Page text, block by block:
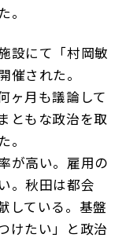
。
設にて「村岡敏
催された。
ヶ月も議論して
ともな政治を取
。
が高い。雇用の
。秋田は都会
している。基盤
けたい」と政治